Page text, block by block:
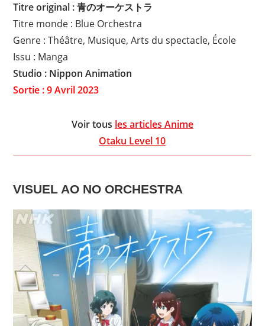
Titre original : 青のオーケストラ
Titre monde : Blue Orchestra
Genre : Théâtre, Musique, Arts du spectacle, École
Issu : Manga
Studio : Nippon Animation
Sortie : 9 Avril 2023
Voir tous les articles Anime
Otaku Level 10
VISUEL AO NO ORCHESTRA